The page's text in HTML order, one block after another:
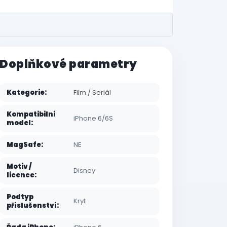
Doplňkové parametry
Kategorie: Film / Seriál
Kompatibilní
model: iPhone 6/6S
MagSafe: NE
Motiv /
licence: Disney
Podtyp
příslušenství: Kryt